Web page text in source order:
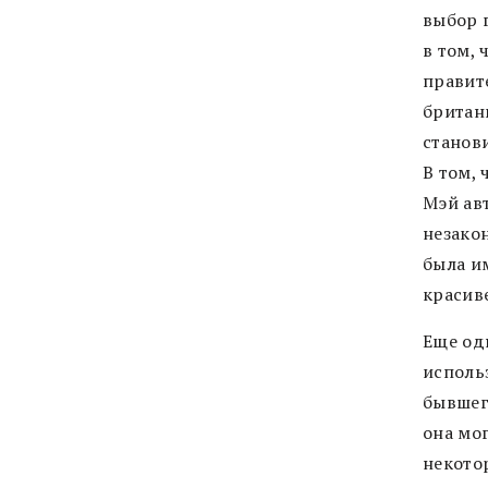
выбор
в том,
В том,
Мэй
была
Еще
она